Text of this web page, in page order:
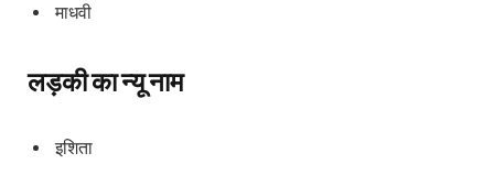
माधवी
लड़की का न्यू नाम
इशिता